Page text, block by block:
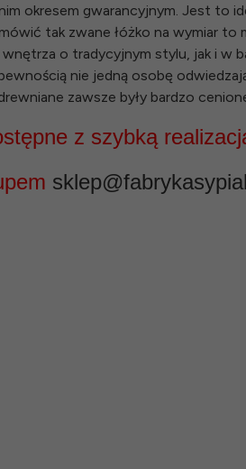
okresem gwarancyjnym. Jest to
tak zwane łóżko na wymiar to
o tradycyjnym stylu, jak i w
nie jedną osobę
zawsze były bardzo
z szybką